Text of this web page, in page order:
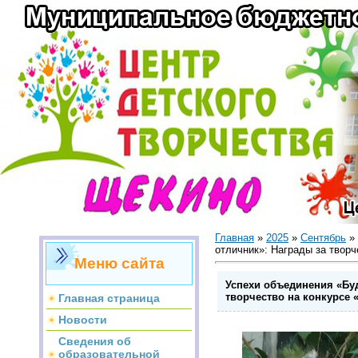
Меню сайта
Главная страница
Новости
Сведения об
образовательной
Главная » 2025 » Сентябрь »
отличник»: Награды за
Успехи объединения
творчество на